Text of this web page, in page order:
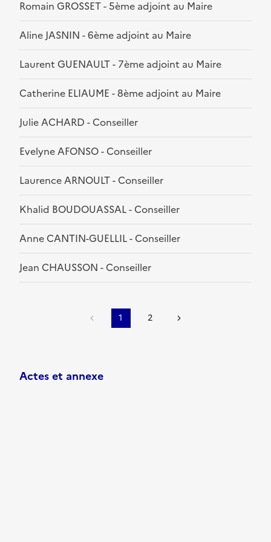
Romain GROSSET - 5ème adjoint au Maire
Aline JASNIN - 6ème adjoint au Maire
Laurent GUENAULT - 7ème adjoint au Maire
Catherine ELIAUME - 8ème adjoint au Maire
Julie ACHARD - Conseiller
Evelyne AFONSO - Conseiller
Laurence ARNOULT - Conseiller
Khalid BOUDOUASSAL - Conseiller
Anne CANTIN-GUELLIL - Conseiller
Jean CHAUSSON - Conseiller
1 2
Actes et annexe